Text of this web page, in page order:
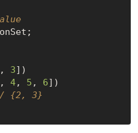
, 3])
, 4, 5 , 6
{2, 3}